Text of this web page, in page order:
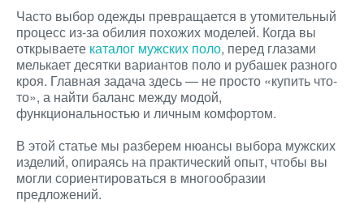
Часто выбор одежды превращается в утомительный
процесс из-за обилия похожих моделей. Когда вы
открываете каталог мужских поло, перед глазами
мелькает десятки вариантов поло и рубашек разного
кроя. Главная задача здесь — не просто «купить что-
то», а найти баланс между модой,
функциональностью и личным комфортом.
В этой статье мы разберем нюансы выбора мужских
изделий, опираясь на практический опыт, чтобы вы
могли сориентироваться в многообразии
предложений.